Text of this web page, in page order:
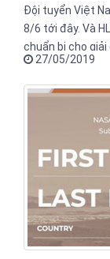
Đội tuyển Việt
8/6 tới đây. Và
chuẩn bị cho
tuyển có sự trở
Đức.
27/05/2019